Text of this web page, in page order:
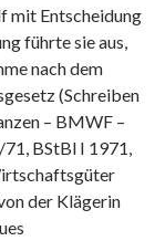
mit Entscheidung
führte sie aus,
nach dem
(Schreiben
– BMWF –
BStBl I 1971,
der Klägerin